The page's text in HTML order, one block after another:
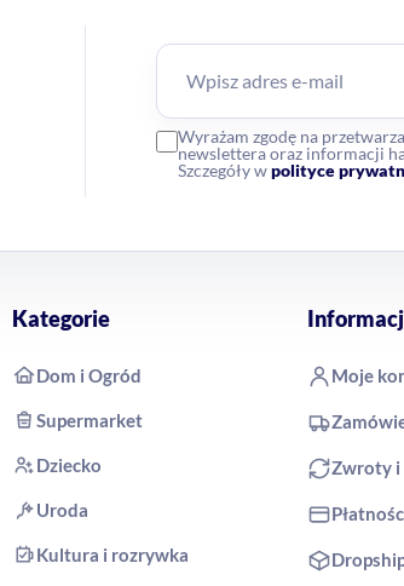
Wyrażam zgodę na
newslettera oraz informacji
Szczegóły wpolityce
Kategorie
Dom i Ogród
Supermarket
Dziecko
Uroda
Kultura i rozrywka
Moje
Zwroty i